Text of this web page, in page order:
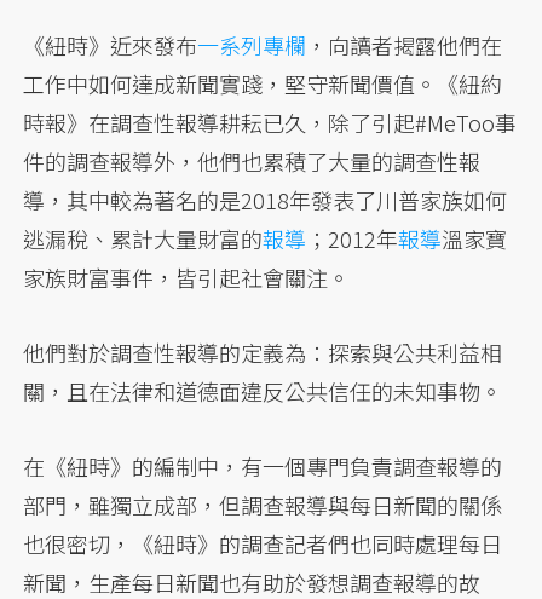
《紐時》近來發布一系列專欄 ，向讀者揭露他們在
工作中如何達成新聞實踐，堅守新聞價值。《紐約
時報》在調查性報導耕耘已久，除了引起#MeToo事
件的調查報導外，他們也累積了大量的調查性報
導，其中較為著名的是2018年發表了川普家族如何
逃漏稅、累計大量財富的報導 ；2012年報導溫家寶
家族財富事件，皆引起社會關注。
他們對於調查性報導的定義為：探索與公共利益相
關，且在法律和道德面違反公共信任的未知事物。
在《紐時》的編制中，有一個專門負責調查報導的
部門，雖獨立成部，但調查報導與每日新聞的關係
也很密切，《紐時》的調查記者們也同時處理每日
新聞，生產每日新聞也有助於發想調查報導的故